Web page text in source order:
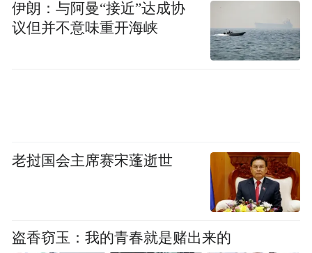
8日下午到9日白天阴有小到中雨，商河局部
有大雨，降水概率90%，北风3～4级，最低
雨，降水概率90%，北风3～4级，最低气温
市区16℃左右，其他区县14～17℃，最高气
（新黄河）
伊朗：与阿曼“接近”达成协
议但并不意味重开海峡
老挝国会主席赛宋蓬逝世
盗香窃玉：我的青春就是赌出来的